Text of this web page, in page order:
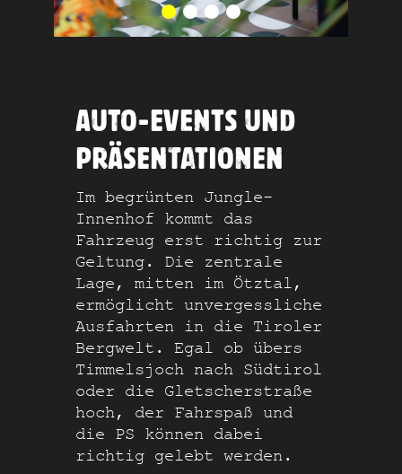
AUTO-EVENTS UND
PRÄSENTATIONEN
Im begrünten Jungle-
Innenhof kommt das
Fahrzeug erst richtig zur
Geltung. Die zentrale
Lage, mitten im Ötztal,
ermöglicht unvergessliche
Ausfahrten in die Tiroler
Bergwelt. Egal ob übers
Timmelsjoch nach Südtirol
oder die Gletscherstraße
hoch, der Fahrspaß und
die PS können dabei
richtig gelebt werden.